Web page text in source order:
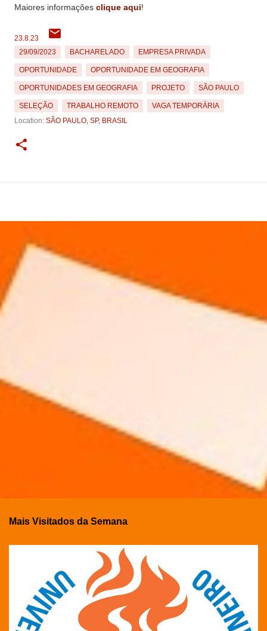
Maiores informações clique aqui!
23.8.23
29/09/2023
BACHARELADO EMPRESA PRIVADA
OPORTUNIDADE OPORTUNIDADE EM GEOGRAFIA
OPORTUNIDADES EM GEOGRAFIA PROJETO SÃO PAULO
SELEÇÃO TRABALHO REMOTO
VAGA TEMPORÁRIA
Location: SÃO PAULO, SP, BRASIL
Mais Visitados da Semana